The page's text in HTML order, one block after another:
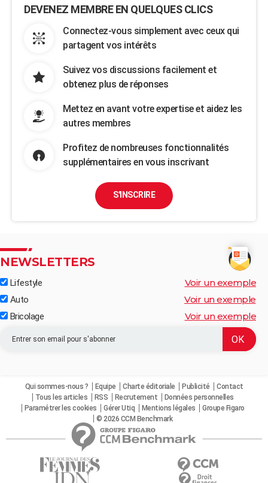
DEVENEZ MEMBRE EN QUELQUES CLICS
Connectez-vous simplement avec ceux qui
partagent vos intérêts
Suivez vos discussions facilement et
obtenez plus de réponses
Mettez en avant votre expertise et aidez les
autres membres
Profitez de nombreuses fonctionnalités
supplémentaires en vous inscrivant
S'INSCRIRE
NEWSLETTERS
Lifestyle Voir un exemple
Auto Voir un exemple
Bricolage Voir un exemple
Qui sommes-nous ? Equipe Charte éditoriale Publicité
Contact
Tous les articles
RSS Recrutement
Données personnelles
Paramétrer les cookies
Gérer Utiq Mentions légales
Groupe Figaro
© 2026 CCM Benchmark